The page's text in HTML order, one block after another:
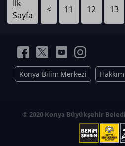
İlk
Sayfa
< 11 12 13
Konya Bilim Merkezi
© 2020 Konya Büyükşehir